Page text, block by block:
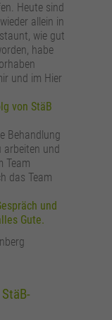
Heute sind
allein in
wie gut
habe
und im Hier
von StäB
Behandlung
arbeiten und
Team
das Team
und
Gute.